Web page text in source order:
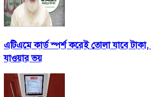
এটিএমে কার্ড স্পর্শ করেই তোলা যাবে
যাওয়ার ভয়